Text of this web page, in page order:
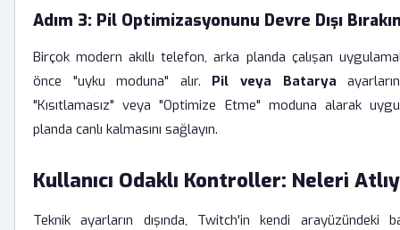
Adım 3: Pil Optimizasyonunu Devre Dışı
Birçok modern akıllı telefon, arka planda çalışan
önce "uyku moduna" alır. Pil veya Batarya
"Kısıtlamasız" veya "Optimize Etme" moduna alarak
planda canlı kalmasını sağlayın.
Kullanıcı Odaklı Kontroller: Neleri
Teknik ayarların dışında, Twitch'in kendi arayüzündeki